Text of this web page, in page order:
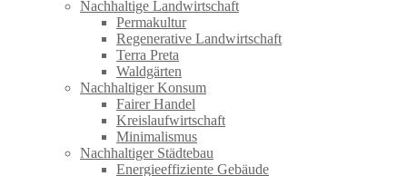
Nachhaltige Landwirtschaft
Permakultur
Regenerative Landwirtschaft
Terra Preta
Waldgärten
Nachhaltiger Konsum
Fairer Handel
Kreislaufwirtschaft
Minimalismus
Nachhaltiger Städtebau
Energieeffiziente Gebäude